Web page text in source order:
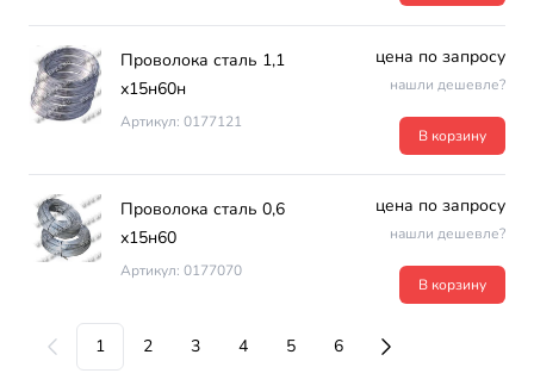
Проволока сталь 1,1
х15н60н
Артикул: 0177121
цена по запросу
нашли дешевле?
В корзину
Проволока сталь 0,6
х15н60
Артикул: 0177070
цена по запросу
нашли дешевле?
В корзину
1 2 3 4 5 6